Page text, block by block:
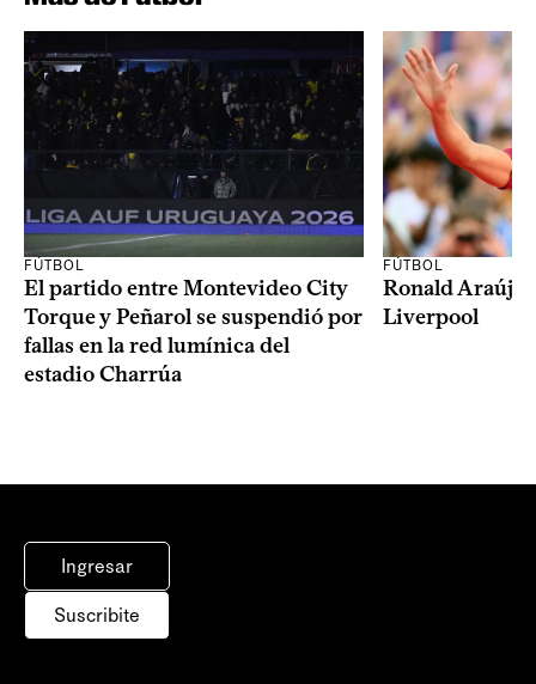
FÚTBOL
El partido entre Montevideo City
Torque y Peñarol se suspendió por
fallas en la red lumínica del
estadio Charrúa
FÚTBOL
Ronald Araújo
Liverpool
Ingresar
Suscribite